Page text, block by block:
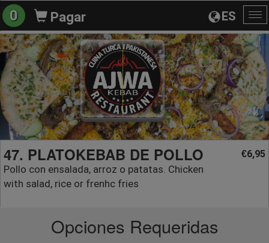
ES
0 Pagar
47. PLATOKEBAB DE POLLO
Pollo con ensalada, arroz o patatas. Chicken
with salad, rice or frenhc fries
€6,95
Opciones Requeridas